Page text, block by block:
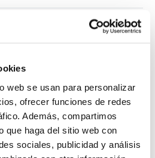
web se usan para personalizar
ofrecer funciones de redes
Además, compartimos
que haga del sitio web con
sociales, publicidad y análisis